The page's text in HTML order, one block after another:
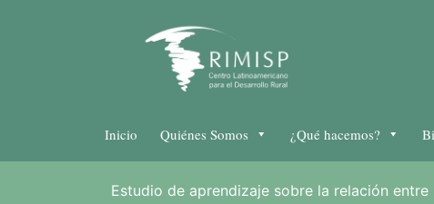
Inicio Quiénes Somos ¿Qué hacemos?
Estudio de aprendizaje sobre la relación